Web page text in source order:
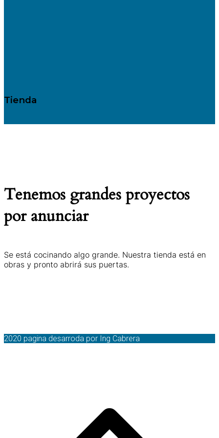
Tienda
Tenemos grandes proyectos
por anunciar
Se está cocinando algo grande. Nuestra tienda está en
obras y pronto abrirá sus puertas.
2020 pagina desarroda por Ing Cabrera